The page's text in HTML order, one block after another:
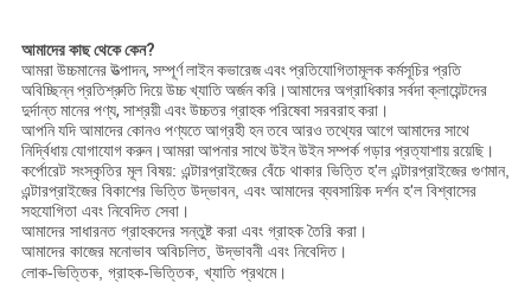
আমাদের কাছ থেকে কেন?
আমরা উচ্চমানের উত্পাদন, সম্পূর্ণ লাইন কভারেজ এবং প্রতিযোগিতামূলক কর্মসূচির প্রতি
অবিচ্ছিন্ন প্রতিশ্রুতি দিয়ে উচ্চ খ্যাতি অর্জন করি।আমাদের অগ্রাধিকার সর্বদা ক্লায়েন্টদের
দুর্দান্ত মানের পণ্য, সাশ্রয়ী এবং উচ্চতর গ্রাহক পরিষেবা সরবরাহ করা।
আপনি যদি আমাদের কোনও পণ্যতে আগ্রহী হন তবে আরও তথ্যের আগে আমাদের সাথে
নির্দ্বিধায় যোগাযোগ করুন।আমরা আপনার সাথে উইন উইন সম্পর্ক গড়ার প্রত্যাশায় রয়েছি।
কর্পোরেট সংস্কৃতির মূল বিষয়: এন্টারপ্রাইজের বেঁচে থাকার ভিত্তি হ'ল এন্টারপ্রাইজের গুণমান,
এন্টারপ্রাইজের বিকাশের ভিত্তি উদ্ভাবন, এবং আমাদের ব্যবসায়িক দর্শন হ'ল বিশ্বাসের
সহযোগিতা এবং নিবেদিত সেবা।
আমাদের সাধারনত গ্রাহকদের সন্তুষ্ট করা এবং গ্রাহক তৈরি করা।
আমাদের কাজের মনোভাব অবিচলিত, উদ্ভাবনী এবং নিবেদিত।
লোক-ভিত্তিক, গ্রাহক-ভিত্তিক, খ্যাতি প্রথমে।